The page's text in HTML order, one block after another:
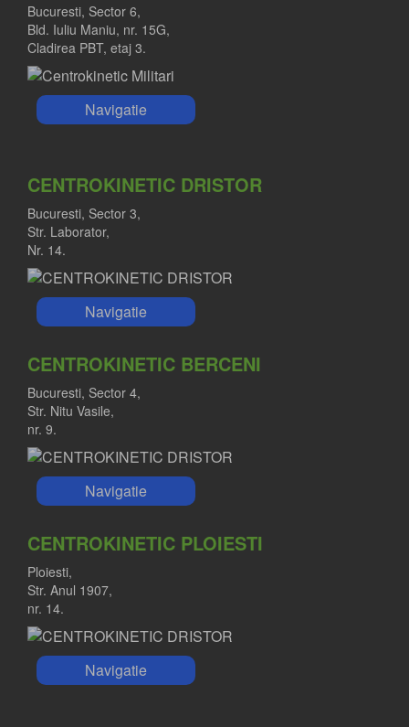
Bucuresti, Sector 6,
Bld. Iuliu Maniu, nr. 15G,
Cladirea PBT, etaj 3.
Navigatie
CENTROKINETIC DRISTOR
Bucuresti, Sector 3,
Str. Laborator,
Nr. 14.
Navigatie
CENTROKINETIC BERCENI
Bucuresti, Sector 4,
Str. Nitu Vasile,
nr. 9.
Navigatie
CENTROKINETIC PLOIESTI
Ploiesti,
Str. Anul 1907,
nr. 14.
Navigatie